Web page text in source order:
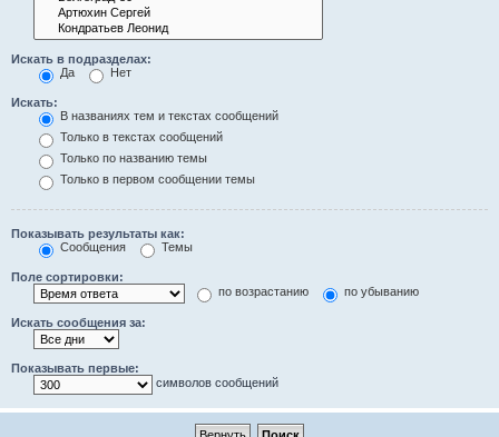
Искать в подразделах:
Да
Нет
Искать:
В названиях тем и текстах сообщений
Только в текстах сообщений
Только по названию темы
Только в первом сообщении темы
Показывать результаты как:
Сообщения
Темы
Поле сортировки:
по возрастанию
по убыванию
Искать сообщения за:
Показывать первые:
символов сообщений